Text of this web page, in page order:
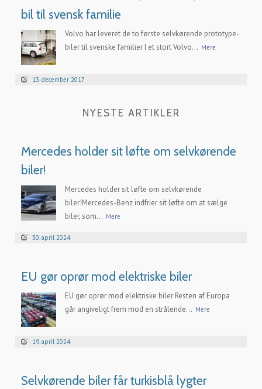
bil til svensk familie
Volvo har leveret de to første selvkørende prototype-
biler til svenske familier I et stort Volvo... Mere
13. december 2017
NYESTE ARTIKLER
Mercedes holder sit løfte om selvkørende
biler!
Mercedes holder sit løfte om selvkørende
biler!Mercedes-Benz indfrier sit løfte om at sælge
biler, som... Mere
30. april 2024
EU gør oprør mod elektriske biler
EU gør oprør mod elektriske biler Resten af Europa
går angiveligt frem mod en strålende... Mere
19. april 2024
Selvkørende biler får turkisblå lygter